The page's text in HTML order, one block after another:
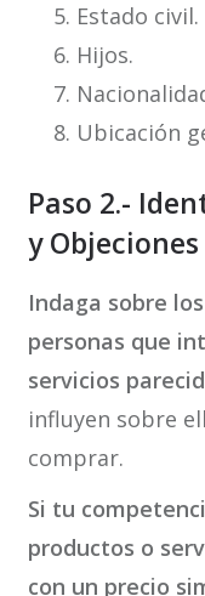
Estado civil.
Hijos.
Ubicación
Paso 2.-
y Objeciones
Indaga sobre
personas que
servicios
influyen sobre
comprar.
Si tu
productos o
con un precio